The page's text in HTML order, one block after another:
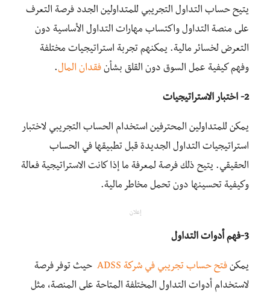
يتيح حساب التداول التجريبي للمتداولين الجدد فرصة التعرف
على منصة التداول واكتساب مهارات التداول الأساسية دون
التعرض لخسائر مالية. يمكنهم تجربة استراتيجيات مختلفة
وفهم كيفية عمل السوق دون القلق بشأن فقدان المال.
2- اختبار الاستراتيجيات
يمكن للمتداولين المحترفين استخدام الحساب التجريبي لاختبار
استراتيجيات التداول الجديدة قبل تطبيقها في الحساب
الحقيقي. يتيح ذلك فرصة لمعرفة ما إذا كانت الاستراتيجية فعالة
وكيفية تحسينها دون تحمل مخاطر مالية.
إعلان
3-فهم أدوات التداول
يمكن فتح حساب تجريبي في شركة ADSS
حيث توفر فرصة
لاستخدام أدوات التداول المختلفة المتاحة على المنصة، مثل